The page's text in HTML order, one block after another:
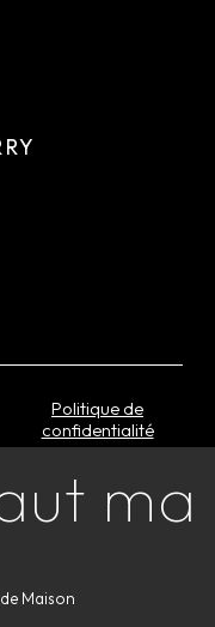
Politique de
confidentialité
ma
Maison